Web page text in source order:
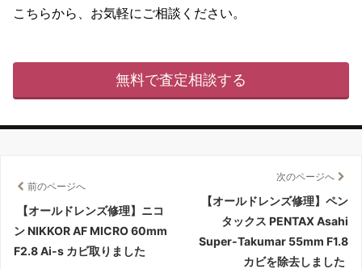
こちらから、お気軽にご相談ください。
無料で査定相談する
前のページへ
【オールドレンズ修理】ニコ
ン NIKKOR AF MICRO 60mm
F2.8 Ai-s カビ取りました
次のページへ
【オールドレンズ修理】ペン
タックス PENTAX Asahi
Super-Takumar 55mm F1.8
カビを除去しました